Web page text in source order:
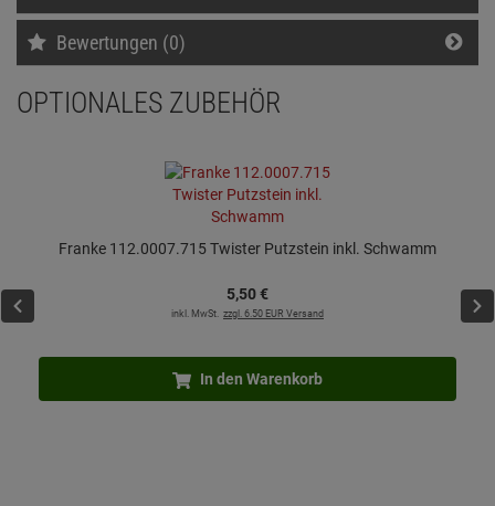
Bewertungen (0)
OPTIONALES ZUBEHÖR
Franke 112.0007.715 Twister Putzstein inkl. Schwamm
5,50€
inkl. MwSt. zzgl. 6.50 EUR Versand
In den Warenkorb